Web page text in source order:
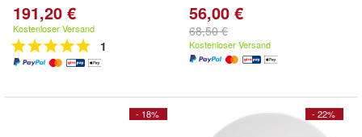
191,20 €
Kostenloser Versand
1
56,00 €
68,50 €
Kostenloser Versand
- 18% - 22%